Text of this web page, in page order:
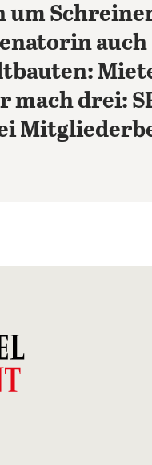
um
auch
mach drei: